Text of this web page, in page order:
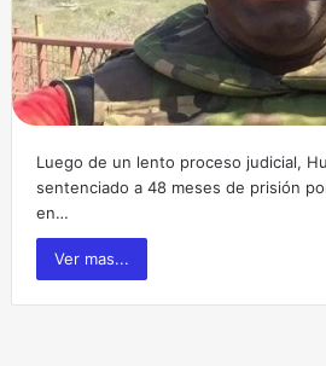
Luego de un lento proceso judicial,
sentenciado a 48 meses de prisión
en…
Ver mas...